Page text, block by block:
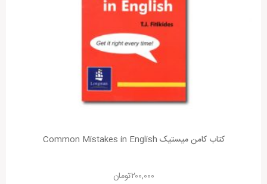
کتاب کامن میستیک Common Mistakes in English
تومان۲۰۰,۰۰۰